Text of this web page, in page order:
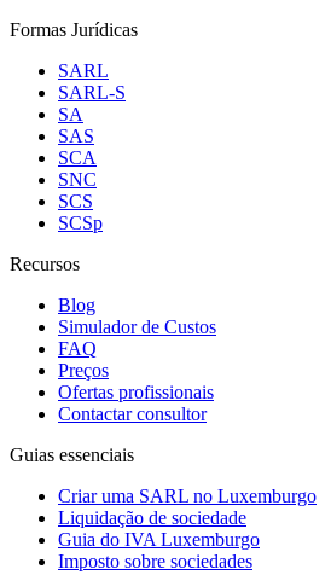
Formas Jurídicas
SARL
SARL-S
SA
SAS
SCA
SNC
SCS
SCSp
Recursos
Blog
Simulador de Custos
FAQ
Preços
Ofertas profissionais
Contactar consultor
Guias essenciais
Criar uma SARL no Luxemburgo
Liquidação de sociedade
Guia do IVA Luxemburgo
Imposto sobre sociedades